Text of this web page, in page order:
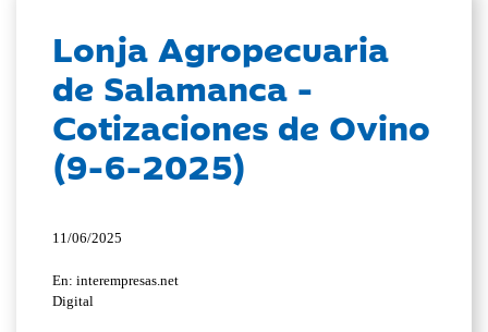
Lonja Agropecuaria
de Salamanca -
Cotizaciones de Ovino
(9-6-2025)
11/06/2025
En: interempresas.net
Digital